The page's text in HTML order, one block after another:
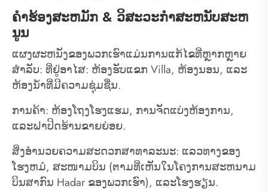
ຄໍາຮ້ອງສະຫມັກ & ວິສະວະກໍາສະຫນັບສະຫ
ນູນ
ແຜງຜະຫນັງຂອງພວກເຮົາແມ່ນການແກ້ໄຂທີ່ຫຼາກຫຼາຍ
ສໍາລັບ: ທີ່ຢູ່ອາໄສ: ຫ້ອງຮັບແຂກ Villa, ຫ້ອງນອນ, ແລະ
ຫ້ອງນ້ໍາທີ່ມີຄວາມຊຸ່ມຊື່ນ.
ການຄ້າ: ຫ້ອງໂຖງໂຮງແຮມ, ການຈັດແບ່ງຫ້ອງການ,
ແລະຝາປິດຮ້ານຂາຍຍ່ອຍ.
ສິ່ງອໍານວຍຄວາມສະດວກສາທາລະນະ: ແລວທາງຂອງ
ໂຮງຫມໍ, ສະໜາມບິນ (ຕາມທີ່ເຫັນໃນໂຄງການສະຫນາມ
ບິນສາກົນ Hadar ຂອງພວກເຮົາ), ແລະໂຮງຮຽນ.